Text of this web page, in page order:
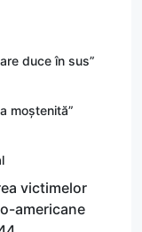
duce în sus”
moștenită”
victimelor
americane